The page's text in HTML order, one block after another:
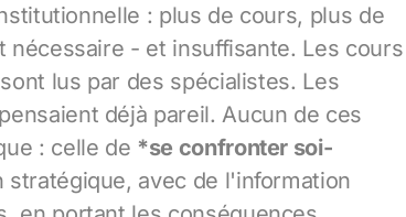
: plus de cours, plus de
nécessaire - et insuffisante. Les cours
lus par des spécialistes. Les
déjà pareil. Aucun de ces
: celle de *se confronter soi-
avec de l'information